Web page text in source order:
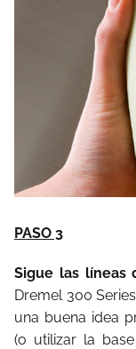
PASO 3
Sigue las líneas
Dremel 300
una buena idea
(o utilizar la